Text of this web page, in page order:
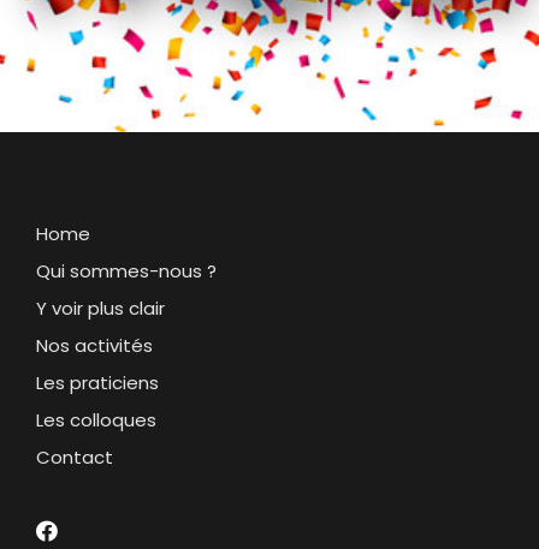
Home
Qui sommes-nous ?
Y voir plus clair
Nos activités
Les praticiens
Les colloques
Contact